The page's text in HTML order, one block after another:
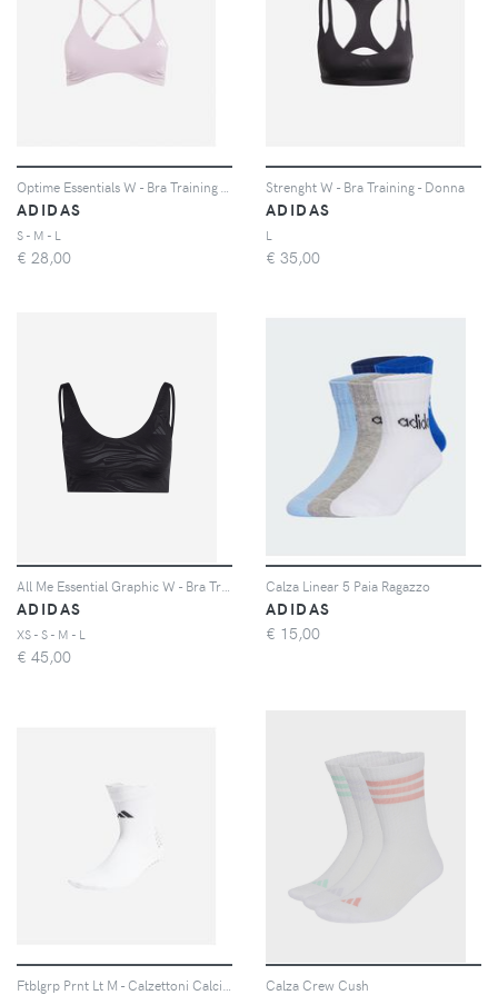
ADIDAS
S - M - L
€ 28,00
Strenght W - Bra Training - Donna
ADIDAS
L
€ 35,00
ADIDAS
XS - S - M - L
€ 45,00
Calza Linear 5 Paia Ragazzo
ADIDAS
€ 15,00
Calza Crew Cush